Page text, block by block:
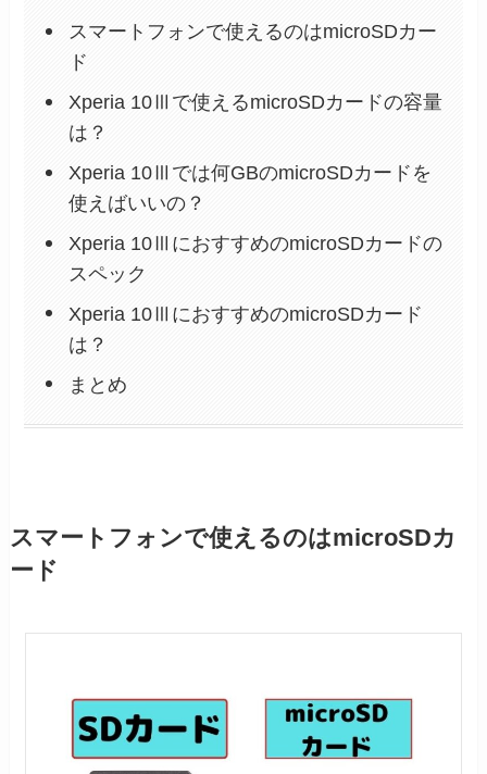
スマートフォンで使えるのはmicroSDカー
ド
Xperia 10Ⅲで使えるmicroSDカードの容量
は？
Xperia 10Ⅲでは何GBのmicroSDカードを
使えばいいの？
Xperia 10ⅢにおすすめのmicroSDカードの
スペック
Xperia 10ⅢにおすすめのmicroSDカード
は？
まとめ
スマートフォンで使えるのはmicroSDカ
ード